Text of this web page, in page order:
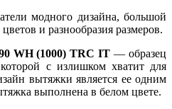
модного дизайна, большой
и разнообразия размеров.
WH (1000) TRC IT — образец
с излишком хватит для
вытяжки является ее одним
выполнена в белом цвете.